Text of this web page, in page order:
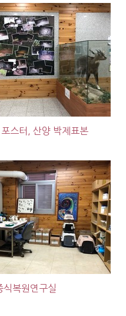
스터, 산양 박제표본
식복원연구실